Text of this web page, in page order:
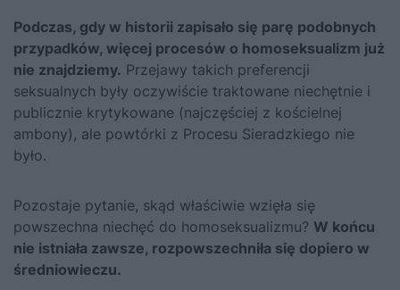
Podczas, gdy w historii zapisało się parę podobnych
przypadków, więcej procesów o homoseksualizm już
nie znajdziemy. Przejawy takich preferencji
seksualnych były oczywiście traktowane niechętnie i
publicznie krytykowane (najczęściej z kościelnej
ambony), ale powtórki z Procesu Sieradzkiego nie
było.
Pozostaje pytanie, skąd właściwie wzięła się
powszechna niechęć do homoseksualizmu? W końcu
nie istniała zawsze, rozpowszechniła się dopiero w
średniowieczu.